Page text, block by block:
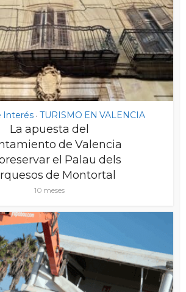
Interés • TURISMO EN VALENCIA
La apuesta del
de Valencia
el Palau dels
de Montortal
10 meses